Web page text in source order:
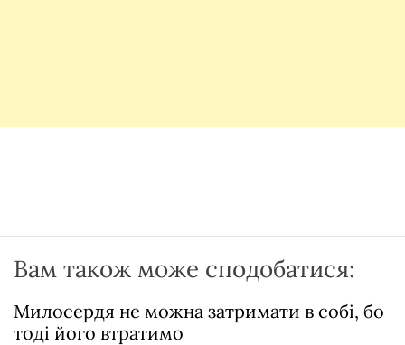
Вам також може сподобатися:
Милосердя не можна затримати в собі, бо
тоді його втратимо